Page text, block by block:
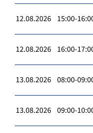
12.08.2026 15:00-
12.08.2026 16:00-
13.08.2026 08:00-
13.08.2026 09:00-